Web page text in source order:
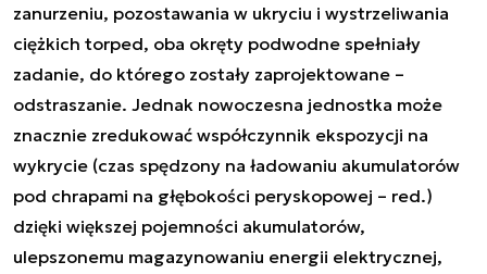
zanurzeniu, pozostawania w ukryciu i wystrzeliwania
ciężkich torped, oba okręty podwodne spełniały
zadanie, do którego zostały zaprojektowane –
odstraszanie. Jednak nowoczesna jednostka może
znacznie zredukować współczynnik ekspozycji na
wykrycie (czas spędzony na ładowaniu akumulatorów
pod chrapami na głębokości peryskopowej – red.)
dzięki większej pojemności akumulatorów,
ulepszonemu magazynowaniu energii elektrycznej,